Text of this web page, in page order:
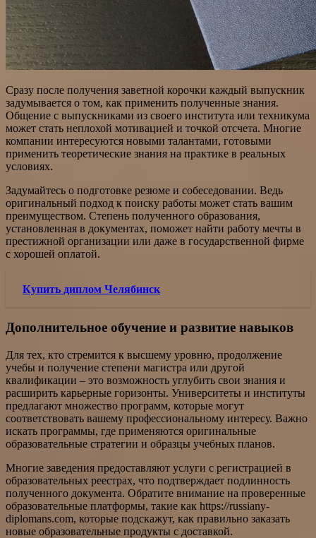
Сразу после получения заветной корочки каждый выпускник
задумывается о том, как применить полученные знания.
Общение с выпускниками из своего института или техникума
может стать неплохой мотивацией и точкой отсчета. Многие
компании интересуются новыми талантами, готовыми
применить теоретические знания на практике в реальных
условиях.
Задумайтесь о подготовке резюме и собеседовании. Ведь
оригинальный подход к поиску работы может стать вашим
преимуществом. Степень полученного образования,
установленная в документах, поможет найти работу мечты в
престижной организации или даже в государственной фирме
с хорошей оплатой.
Купить диплом Челябинск
Дополнительное обучение и развитие навыков
Для тех, кто стремится к высшему уровню, продолжение
учебы и получение степени магистра или другой
квалификации – это возможность углубить свои знания и
расширить карьерные горизонты. Университеты и институты
предлагают множество программ, которые могут
соответствовать вашему профессиональному интересу. Важно
искать программы, где применяются оригинальные
образовательные стратегии и образцы учебных планов.
Многие заведения предоставляют услуги с регистрацией в
образовательных реестрах, что подтверждает подлинность
полученного документа. Обратите внимание на проверенные
образовательные платформы, такие как https://russiany-
diplomans.com, которые подскажут, как правильно заказать
новые образовательные продукты с доставкой.